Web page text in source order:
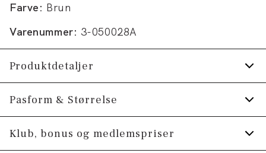
Farve: Brun
Varenummer: 3-050028A
Produktdetaljer
Mærke med logo på linningen.
Lavet med Superflex, der giver ekstra
elasticitet og komfort.
Pasform & Størrelse
Fit:Regular fit
Klub, bonus og medlemspriser